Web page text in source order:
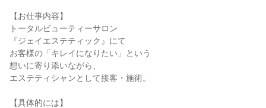
【お仕事内容】
トータルビューティーサロン
『ジェイエステティック』にて
お客様の「キレイになりたい」という
想いに寄り添いながら、
エステティシャンとして接客・施術。
【具体的には】